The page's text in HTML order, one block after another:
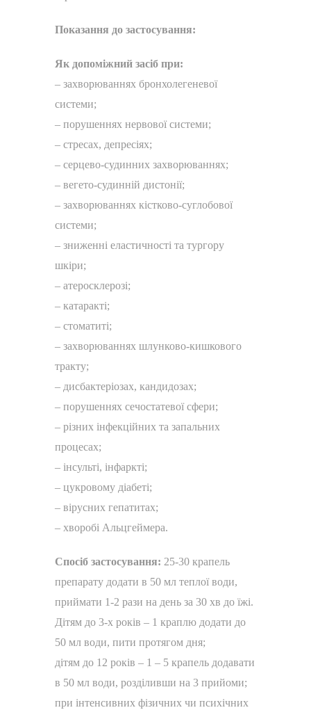
Показання до застосування:
Як допоміжний засіб при:
– захворюваннях бронхолегеневої
системи;
– порушеннях нервової системи;
– стресах, депресіях;
– серцево-судинних захворюваннях;
– вегето-судинній дистонії;
– захворюваннях кістково-суглобової
системи;
– зниженні еластичності та тургору
шкіри;
– атеросклерозі;
– катаракті;
– стоматиті;
– захворюваннях шлунково-кишкового
тракту;
– дисбактеріозах, кандидозах;
– порушеннях сечостатевої сфери;
– різних інфекційних та запальних
процесах;
– інсульті, інфаркті;
– цукровому діабеті;
– вірусних гепатитах;
– хворобі Альцгеймера.
Спосіб застосування: 25-30 крапель
препарату додати в 50 мл теплої води,
приймати 1-2 рази на день за 30 хв до їжі.
Дітям до 3-х років – 1 краплю додати до
50 мл води, пити протягом дня;
дітям до 12 років – 1 – 5 крапель додавати
в 50 мл води, розділивши на 3 прийоми;
при інтенсивних фізичних чи психічних